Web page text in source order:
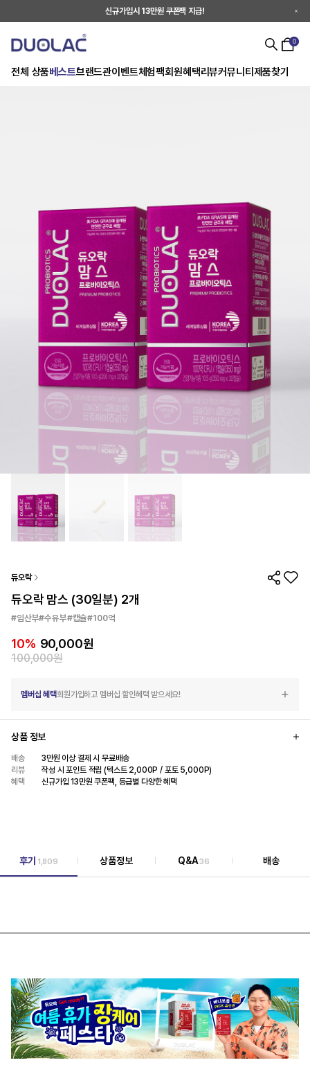
신규가입시 13만원 쿠폰팩 지급!
전체 상품베스트브랜드관이벤트체험팩회원혜택리뷰커뮤니티 제품찾기
0
듀오락
듀오락 맘스 (30일분) 2개
#임산부#수유부#캡슐#100억
10% 90,000원
100,000원
멤버십 혜택회원가입하고 멤버십 할인혜택 받으세요!
상품 정보
배송
3만원 이상 결제 시 무료배송
리뷰
작성 시 포인트 적립 (텍스트 2,000P / 포토 5,000P)
혜택
신규가입 13만원 쿠폰팩, 등급별 다양한 혜택
후기 1,809 상품정보 Q&A36 배송